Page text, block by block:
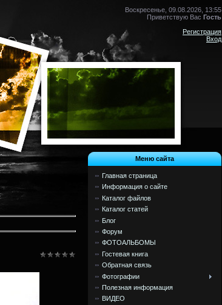
Воскресенье, 09.08.2026, 13:55
Приветствую Вас Гость
Регистрация
Вход
Меню сайта
Главная страница
Информация о сайте
Каталог файлов
Каталог статей
Блог
Форум
ФОТОАЛЬБОМЫ
Гостевая книга
Обратная связь
Фотографии
Полезная информация
ВИДЕО